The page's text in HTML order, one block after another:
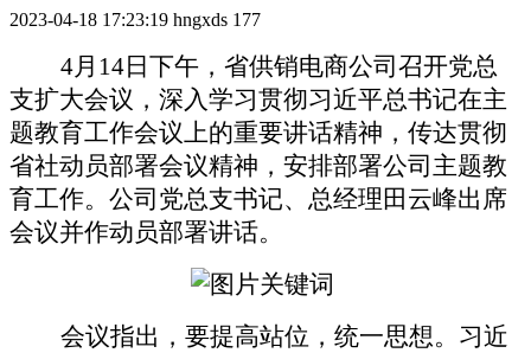
2023-04-18 17:23:19 hngxds 177
4月14日下午， 省供销电商公司召开党总
支扩大会议，深入学习贯彻习近平总书记在主
题教育工作会议上的重要讲话精神，传达贯彻
省社动员部署会议精神，安排部署公司主题教
育工作。公司党总支书记、总经理田云峰出席
会议并作动员部署讲话。
会议指出，要提高站位，统一思想。习近